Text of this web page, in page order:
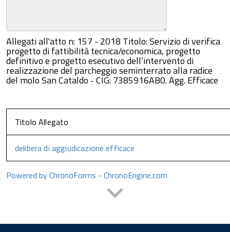
Allegati all'atto n: 157 - 2018 Titolo: Servizio di verifica
progetto di fattibilità tecnica/economica, progetto
definitivo e progetto esecutivo dell’intervento di
realizzazione del parcheggio seminterrato alla radice
del molo San Cataldo - CIG: 7385916AB0. Agg. Efficace
Titolo Allegato
delibera di aggiudicazione efficace
Powered by ChronoForms - ChronoEngine.com